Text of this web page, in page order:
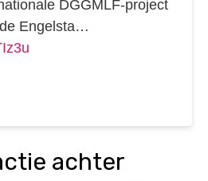
DGGMLF-project
Engelsta…
achter